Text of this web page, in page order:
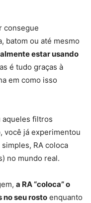
consegue
batom ou até mesmo
estar usando
é tudo graças à
em como isso
aqueles filtros
você já experimentou
RA coloca
no mundo real.
a RA “coloca” o
no seu rosto enquanto